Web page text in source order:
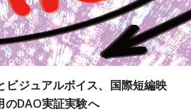
ビジュアルボイス、国際短編映
のDAO実証実験へ